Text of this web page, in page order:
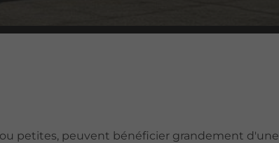
petites, peuvent bénéficier grandement d'une